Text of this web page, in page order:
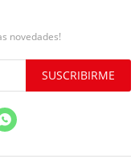
novedades!
SUSCRIBIRME